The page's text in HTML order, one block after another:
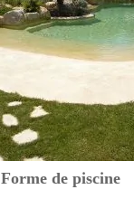
Forme de piscine